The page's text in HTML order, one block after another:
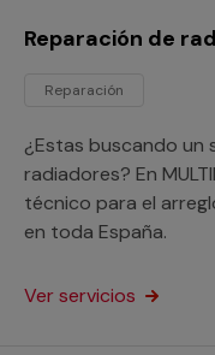
Reparación de
Reparación
¿Estas buscando un
radiadores? En
técnico para el
en toda España.
Ver servicios